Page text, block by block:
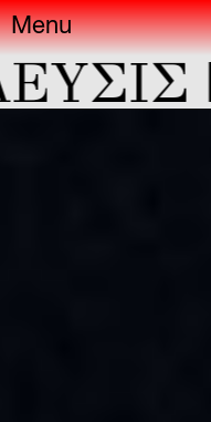
Menu